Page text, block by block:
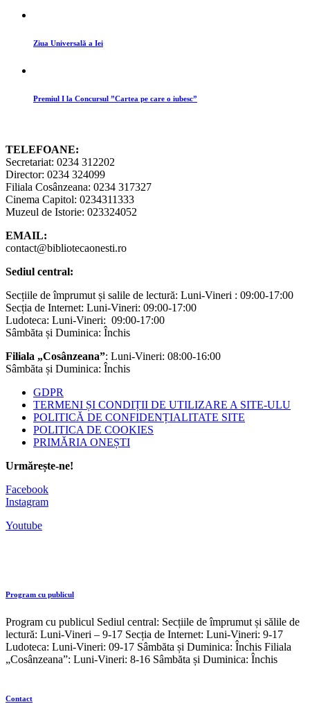
Ziua Universală a Iei
Premiul I la Concursul ”Cartea pe care o iubesc”
TELEFOANE:
Secretariat: 0234 312202
Director: 0234 324099
Filiala Cosânzeana: 0234 317327
Cinema Capitol: 0234311333
Muzeul de Istorie: 023324052
EMAIL:
contact@bibliotecaonesti.ro
Sediul central:
Secțiile de împrumut și salile de lectură: Luni-Vineri : 09:00-17:00
Secția de Internet: Luni-Vineri: 09:00-17:00
Ludoteca: Luni-Vineri: 09:00-17:00
Sâmbăta și Duminica: Închis
Filiala „Cosânzeana”: Luni-Vineri: 08:00-16:00
Sâmbăta și Duminica: Închis
GDPR
TERMENI ȘI CONDIȚII DE UTILIZARE A SITE-ULU
POLITICĂ DE CONFIDENȚIALITATE SITE
POLITICA DE COOKIES
PRIMĂRIA ONEȘTI
Urmărește-ne!
Facebook
Instagram
Youtube
Program cu publicul
Program cu publicul Sediul central: Secțiile de împrumut și sălile de
lectură: Luni-Vineri – 9-17 Secția de Internet: Luni-Vineri: 9-17
Ludoteca: Luni-Vineri: 09-17 Sâmbăta și Duminica: Închis Filiala
„Cosânzeana”: Luni-Vineri: 8-16 Sâmbăta și Duminica: Închis
Contact